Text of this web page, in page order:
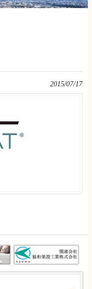
2015/07/17